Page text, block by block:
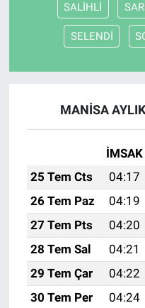
SALİHLİ
SELENDİ
MANİSA
İMSAK
25 Tem Cts
04:17
26 Tem Paz
04:19
27 Tem Pts
04:20
28 Tem Sal
04:21
29 Tem Çar
04:22
30 Tem Per
04:24